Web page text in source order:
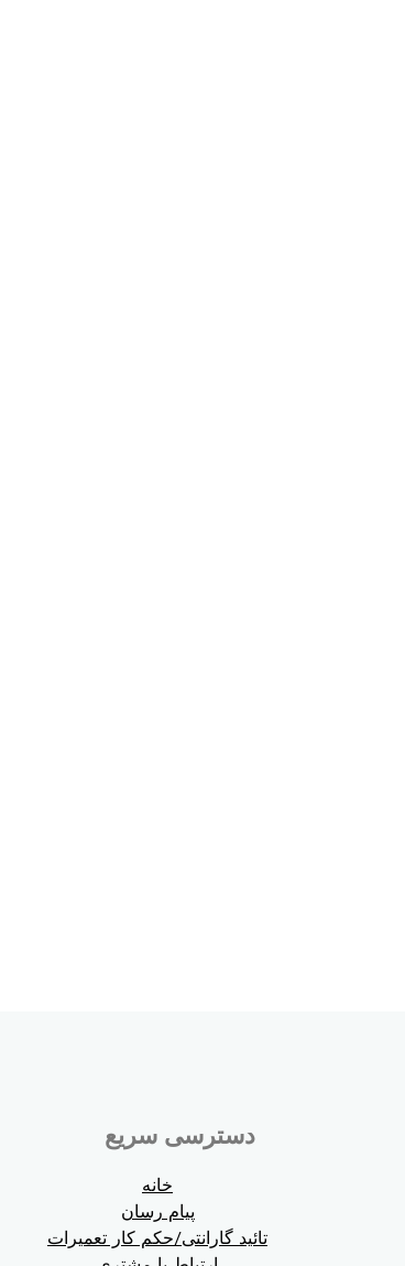
دسترسی سریع
خانه
پیام رسان
تائید گارانتی/حکم کار تعمیرات